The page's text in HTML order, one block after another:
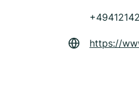
https://